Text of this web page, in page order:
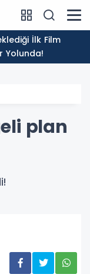
Yolunda!
plan